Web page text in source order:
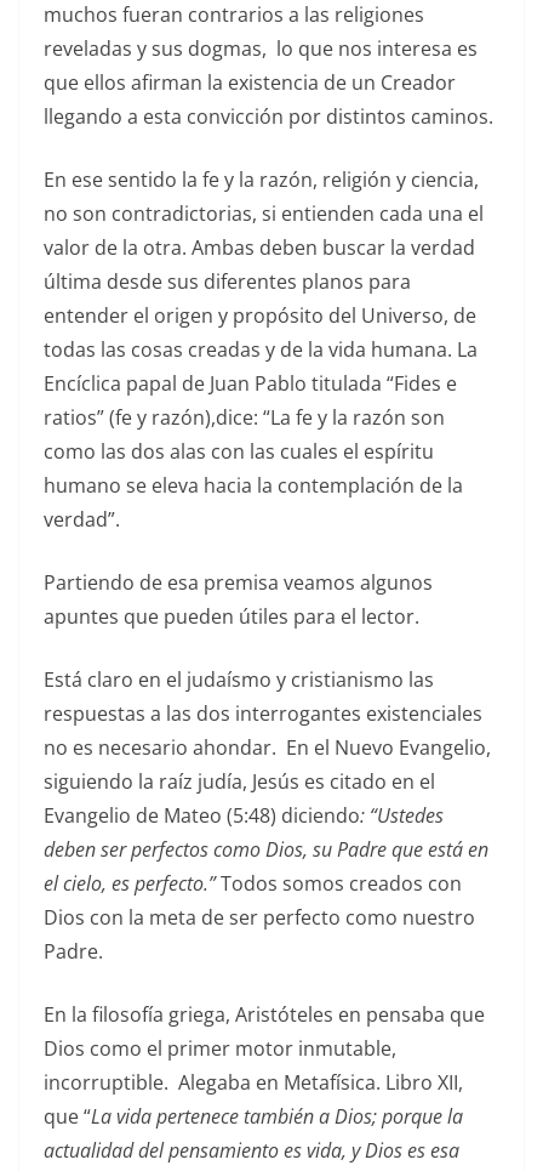
muchos fueran contrarios a las religiones
reveladas y sus dogmas, lo que nos interesa es
que ellos afirman la existencia de un Creador
llegando a esta convicción por distintos caminos.
En ese sentido la fe y la razón, religión y ciencia,
no son contradictorias, si entienden cada una el
valor de la otra. Ambas deben buscar la verdad
última desde sus diferentes planos para
entender el origen y propósito del Universo, de
todas las cosas creadas y de la vida humana. La
Encíclica papal de Juan Pablo titulada “Fides e
ratios” (fe y razón),dice: “La fe y la razón son
como las dos alas con las cuales el espíritu
humano se eleva hacia la contemplación de la
verdad”.
Partiendo de esa premisa veamos algunos
apuntes que pueden útiles para el lector.
Está claro en el judaísmo y cristianismo las
respuestas a las dos interrogantes existenciales
no es necesario ahondar. En el Nuevo Evangelio,
siguiendo la raíz judía, Jesús es citado en el
Evangelio de Mateo (5:48) diciendo: “Ustedes
deben ser perfectos como Dios, su Padre que está en
el cielo, es perfecto.”Todos somos creados con
Dios con la meta de ser perfecto como nuestro
Padre.
En la filosofía griega, Aristóteles en pensaba que
Dios como el primer motor inmutable,
incorruptible. Alegaba en Metafísica. Libro XII,
que “La vida pertenece también a Dios; porque la
actualidad del pensamiento es vida, y Dios es esa